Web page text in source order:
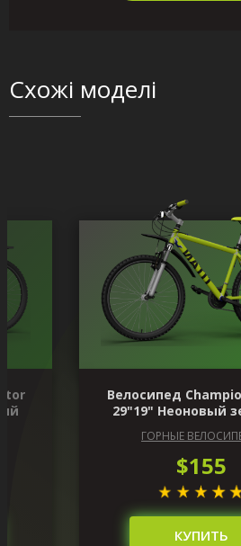
Схожі моделі
Велосипед
29"19" Неоновый
ГОРНЫЕ
$155
КУПИТЬ